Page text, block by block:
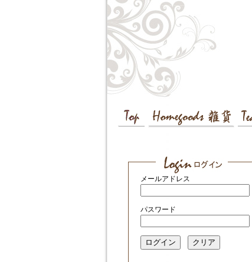
メールアドレス
パスワード